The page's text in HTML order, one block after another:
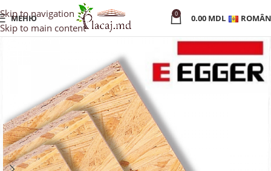
Skip to navigation
Skip to main content
МЕНЮ 0 0.00 MDL